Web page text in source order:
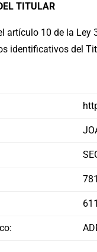
TITULAR
artículo 10 de la Ley
identificativos del